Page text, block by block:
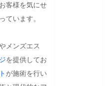
客様を気にせ
ています。
メンズエス
を提供してお
が施術を行い